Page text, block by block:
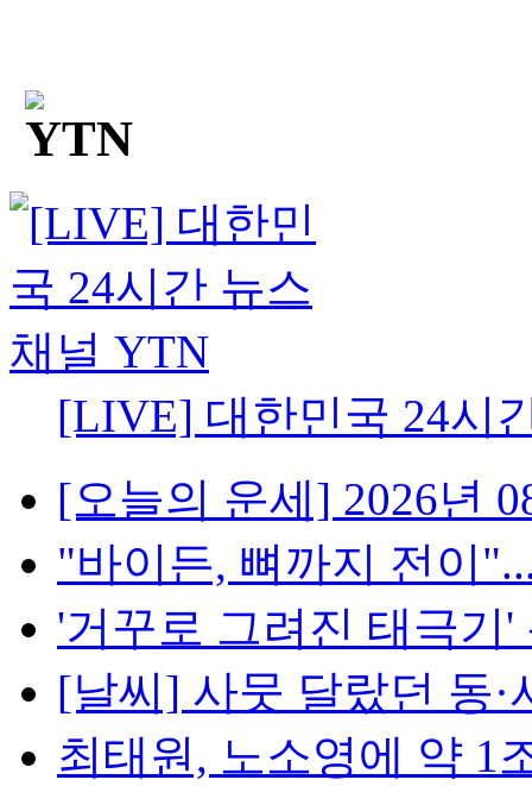
[LIVE] 대한민국 24시
[오늘의 운세] 2026년
"바이든, 뼈까지 전이
'거꾸로 그려진 태극기'
[날씨] 사뭇 달랐던 동
최태원, 노소영에 약 1